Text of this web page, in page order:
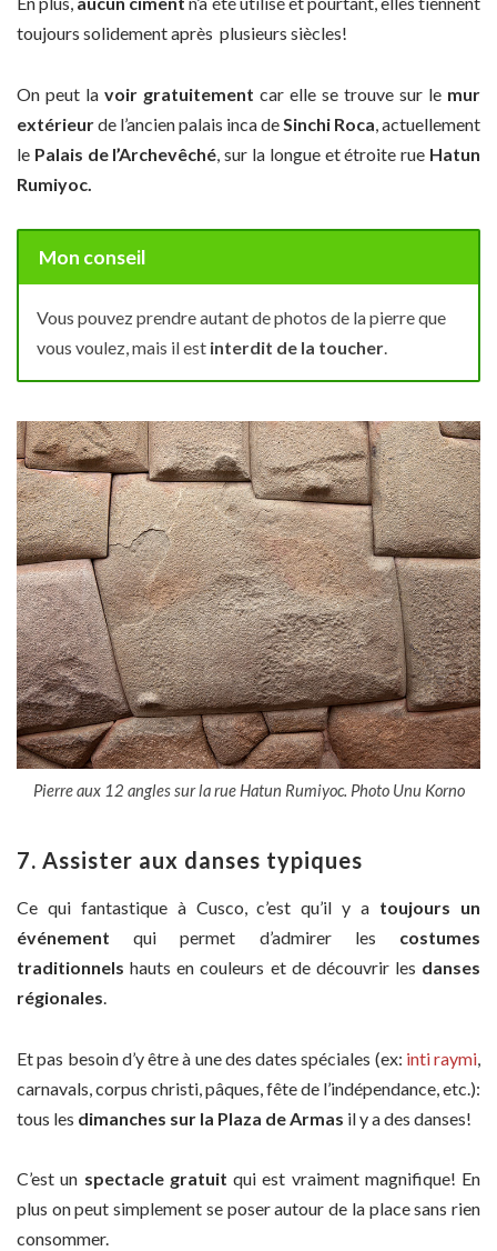
toujours solidement après plusieurs siècles!
On peut la voir gratuitement car elle se trouve sur le mur
extérieurde l’ancien palais inca deSinchi Roca, actuellement
le Palais de l’Archevêché, sur la longue et étroite rue Hatun
Rumiyoc.
Mon conseil
Vous pouvez prendre autant de photos de la pierre que
vous voulez, mais il est interdit de la toucher.
Pierre aux 12 angles sur la rue Hatun Rumiyoc. Photo Unu Korno
7. Assister aux danses typiques
Ce qui fantastique à Cusco, c’est qu’il y a toujours un
événementqui permet d’admirer les costumes
traditionnels hauts en couleurs et de découvrir les danses
régionales.
Et pas besoin d’y être à une des dates spéciales (ex: inti raymi
carnavals, corpus christi, pâques, fête de l’indépendance, etc.):
tous les dimanches sur la Plaza de Armas il y a des danses!
C’est un spectacle gratuit qui est vraiment magnifique! En
plus on peut simplement se poser autour de la place sans rien
consommer.